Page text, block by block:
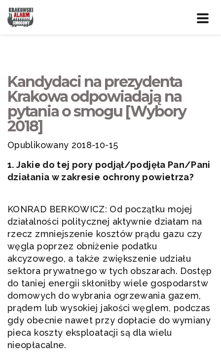
Kandydaci na prezydenta
Krakowa odpowiadają na
pytania o smogu [Wybory
2018]
Opublikowany 2018-10-15
1. Jakie do tej pory podjął/podjęła Pan/Pani
działania w zakresie ochrony powietrza?
KONRAD BERKOWICZ: Od początku mojej
działalności politycznej aktywnie działam na
rzecz zmniejszenie kosztów prądu gazu czy
węgla poprzez obniżenie podatku
akcyzowego, a także zwiększenie udziału
sektora prywatnego w tych obszarach. Dostęp
do taniej energii skłoniłby wiele gospodarstw
domowych do wybrania ogrzewania gazem,
prądem lub wysokiej jakości węglem, podczas
gdy obecnie nawet przy dopłacie do wymiany
pieca koszty eksploatacji są dla wielu
nieopłacalne.